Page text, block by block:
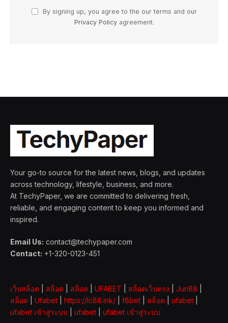
By signing up, you agree to the our terms and our
Privacy Policyagreement.
Your go-to source for the latest news, blogs, and updates
across technology, lifestyle, business, and more.
At TechyPaper, we are committed to delivering fresh,
reliable, and engaging content to keep you informed and
inspired.
Email Us: contact@techypaper.com
Contact: +1-320-0123-451
เว็บสล็อต สล็อต สล็อต UFABET สล็อตเว็บตรง Jun88
สล็อต
Ufabet https://lc88.ink/ f8bet สล็อต ufabet
ufabet เข้าสู่ระบบ
ufabet ufabet เข้าสู่ระบบ